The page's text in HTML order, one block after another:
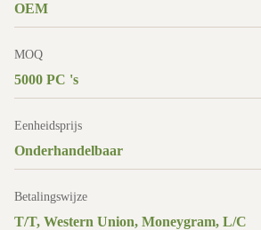
OEM
MOQ
5000 PC 's
Eenheidsprijs
Onderhandelbaar
Betalingswijze
T/T, Western Union, Moneygram, L/C